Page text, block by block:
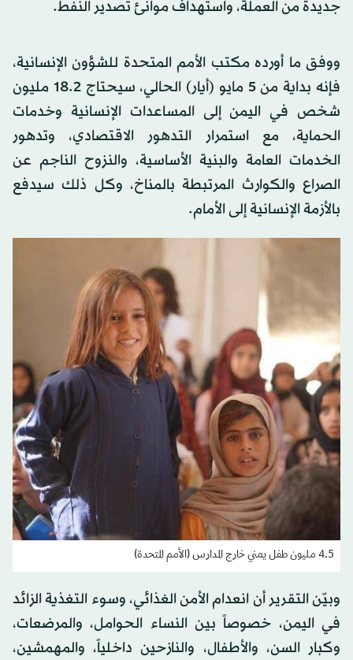
جديدة من العملة، واستهداف موانئ تصدير النفط.
ووفق ما أورده مكتب الأمم المتحدة للشؤون الإنسانية،
فإنه بداية من 5 مايو (أيار) الحالي، سيحتاج 18.2 مليون
شخص في اليمن إلى المساعدات الإنسانية وخدمات
الحماية، مع استمرار التدهور الاقتصادي، وتدهور
الخدمات العامة والبنية الأساسية، والنزوح الناجم عن
الصراع والكوارث المرتبطة بالمناخ، وكل ذلك سيدفع
بالأزمة الإنسانية إلى الأمام.
4.5 مليون طفل يمني خارج المدارس (الأمم المتحدة)
وبيّن التقرير أن انعدام الأمن الغذائي، وسوء التغذية الزائد
في اليمن، خصوصاً بين النساء الحوامل، والمرضعات،
وكبار السن، والأطفال، والنازحين داخلياً، والمهمشين،